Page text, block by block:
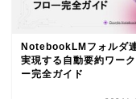
NotebookLMフォルダ
実現する自動要約ワー
ー完全ガイド